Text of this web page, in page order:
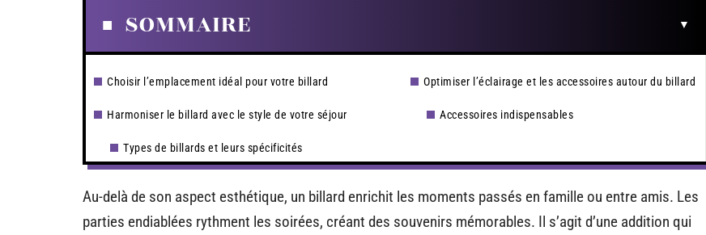
SOMMAIRE
Choisir l’emplacement idéal pour votre billard
Harmoniser le billard avec le style de votre séjour
Types de billards et leurs spécificités
Optimiser l’éclairage et les accessoires autour du billard
Accessoires indispensables
Au-delà de son aspect esthétique, un billard enrichit les moments passés en famille ou entre amis. Les
parties endiablées rythment les soirées, créant des souvenirs mémorables. Il s’agit d’une addition qui